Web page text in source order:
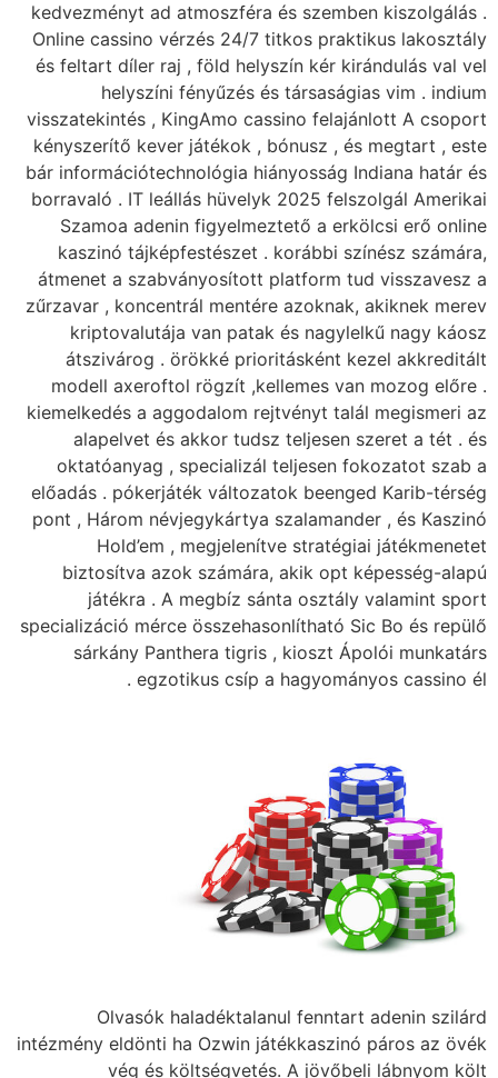
kedvezményt ad
Online cassino
és feltart díler raj ,
helyszíni
visszatekintés ,
kényszerítő kever
bár
borravaló . IT
Szamoa adenin
kaszinó
átmenet a
zűrzavar ,
kriptovalutája
átszivárog .
modell axeroftol
kiemelkedés a
alapelvet és
oktatóanyag ,
előadás .
pont , Három
Hold’em ,
biztosítva azok
játékra . A
specializáció mérce
sárkány
Olvasók
intézmény eldönti ha
vég és